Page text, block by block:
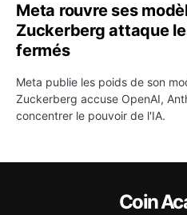
Meta rouvre ses
Zuckerberg attaque
fermés
Meta publie les poids de son
Zuckerberg accuse OpenAI,
concentrer le pouvoir de l'IA.
Coin